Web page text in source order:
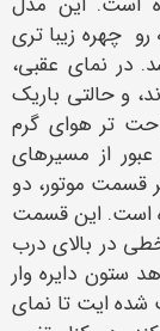
چهره زیبا تری
در نمای عقبی،
و حالتی باریک‌
تر هوای گرم
از مسیر‌های
قسمت موتور، دو
است. این قسمت
در بالای درب
ستون دایره ‌وار
ایت تا نمای